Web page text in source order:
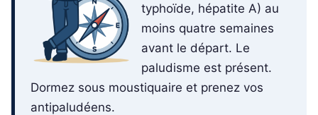
typhoïde, hépatite A) au
moins quatre semaines
avant le départ. Le
paludisme est présent.
Dormez sous moustiquaire et prenez vos
antipaludéens.